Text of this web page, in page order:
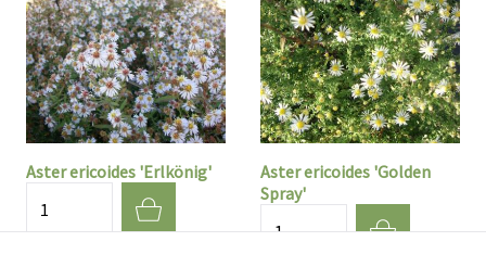
Aster ericoides 'Erlkönig'
Aster ericoides 'Golden
Spray'